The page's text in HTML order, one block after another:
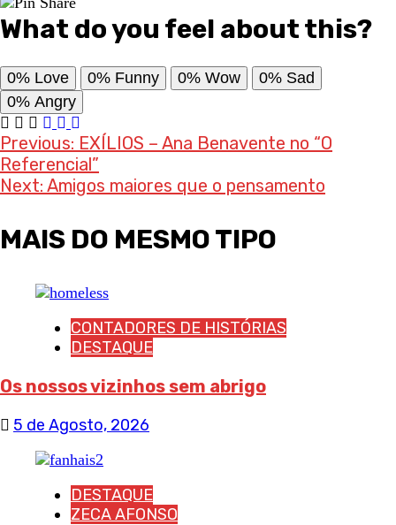
What do you feel about this?
0% Love 0% Funny 0% Wow 0% Sad
0% Angry
Post
navigation
Previous: EXÍLIOS – Ana Benavente no “O
Referencial”
Next: Amigos maiores que o pensamento
MAIS DO MESMO TIPO
CONTADORES DE HISTÓRIAS
DESTAQUE
Os nossos vizinhos sem abrigo
5 de Agosto, 2026
DESTAQUE
ZECA AFONSO